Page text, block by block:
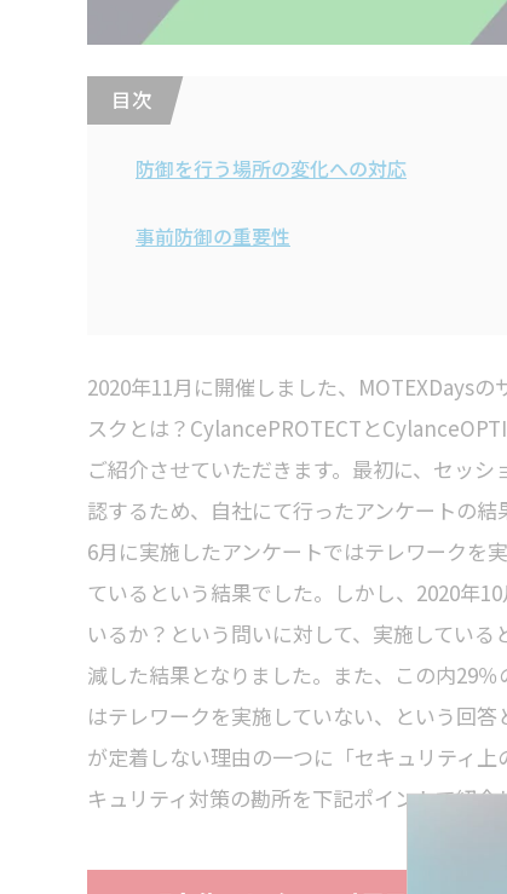
目 次
防御を行う場所の変化への対応
事前防御の重要性
2020年11月に開催しました、MOTEXDays
スクとは？CylancePROTECTと
ご紹介させていただきます。最初に、セッ
認するため、自社にて行ったアンケートの
6月に実施したアンケートではテレワークを
ているという結果でした。しかし、2020年
いるか？という問いに対して、実施してい
減した結果となりました。また、この内29
はテレワークを実施していない、という回
が定着しない理由の一つに「セキュリティ
キュリティ対策の勘所を下記ポイントで紹介